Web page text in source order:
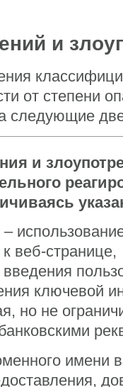
и
от степени
следующие
и
веб-странице,
ключевой
но не
имени